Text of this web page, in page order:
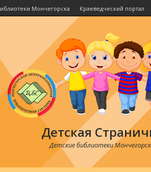
Мончегорска Краеведческий портал
Детская
Детские библиотеки